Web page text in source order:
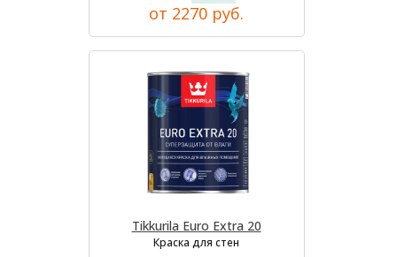
от 2270 руб.
Tikkurila Euro Extra 20
Краска для стен